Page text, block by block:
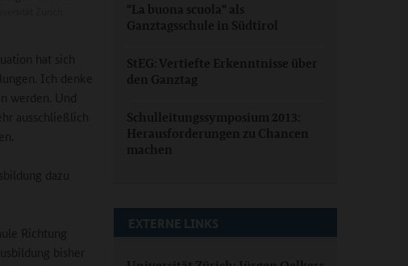
hat sich
Ich denke
werden. Und
ausschließlich
dazu
Richtung
bisher
"La buona scuola" als
Ganztagsschule in Südtirol
StEG: Vertiefte Erkenntnisse über
den Ganztag
Schulleitungssymposium 2013:
Herausforderungen zu Chancen
machen
EXTERNE LINKS